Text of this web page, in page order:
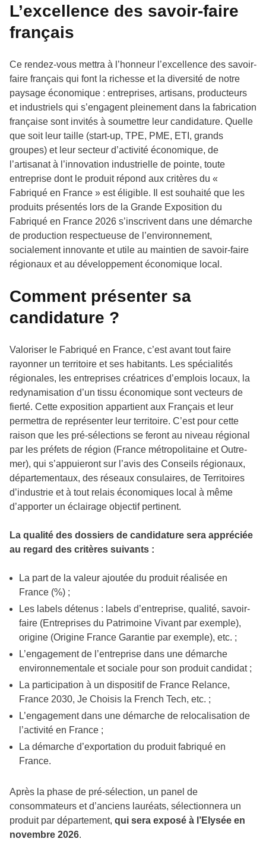
L’excellence des savoir-faire
français
Ce rendez-vous mettra à l’honneur l’excellence des savoir-
faire français qui font la richesse et la diversité de notre
paysage économique : entreprises, artisans, producteurs
et industriels qui s’engagent pleinement dans la fabrication
française sont invités à soumettre leur candidature. Quelle
que soit leur taille (start-up, TPE, PME, ETI, grands
groupes) et leur secteur d’activité économique, de
l’artisanat à l’innovation industrielle de pointe, toute
entreprise dont le produit répond aux critères du «
Fabriqué en France » est éligible. Il est souhaité que les
produits présentés lors de la Grande Exposition du
Fabriqué en France 2026 s’inscrivent dans une démarche
de production respectueuse de l’environnement,
socialement innovante et utile au maintien de savoir-faire
régionaux et au développement économique local.
Comment présenter sa
candidature ?
Valoriser le Fabriqué en France, c’est avant tout faire
rayonner un territoire et ses habitants. Les spécialités
régionales, les entreprises créatrices d’emplois locaux, la
redynamisation d’un tissu économique sont vecteurs de
fierté. Cette exposition appartient aux Français et leur
permettra de représenter leur territoire. C’est pour cette
raison que les pré-sélections se feront au niveau régional
par les préfets de région (France métropolitaine et Outre-
mer), qui s’appuieront sur l’avis des Conseils régionaux,
départementaux, des réseaux consulaires, de Territoires
d’industrie et à tout relais économiques local à même
d’apporter un éclairage objectif pertinent.
La qualité des dossiers de candidature sera appréciée
au regard des critères suivants :
La part de la valeur ajoutée du produit réalisée en
France (%) ;
Les labels détenus : labels d’entreprise, qualité, savoir-
faire (Entreprises du Patrimoine Vivant par exemple),
origine (Origine France Garantie par exemple), etc. ;
L’engagement de l’entreprise dans une démarche
environnementale et sociale pour son produit candidat ;
La participation à un dispositif de France Relance,
France 2030, Je Choisis la French Tech, etc. ;
L’engagement dans une démarche de relocalisation de
l’activité en France ;
La démarche d’exportation du produit fabriqué en
France.
Après la phase de pré-sélection, un panel de
consommateurs et d’anciens lauréats, sélectionnera un
produit par département, qui sera exposé à l’Elysée en
novembre 2026.